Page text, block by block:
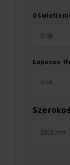
Brak
Łapacze
Brak
2500 mm